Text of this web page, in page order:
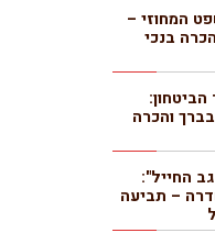
המחוזי –
בנכי
והכרה
החייל":
– תביעה